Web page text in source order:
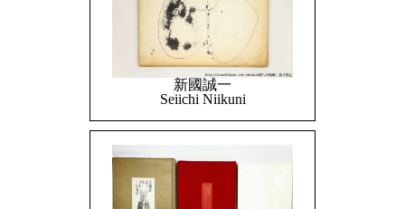
新國誠一
Seiichi Niikuni